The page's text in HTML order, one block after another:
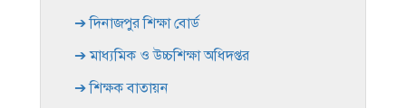
➔ দিনাজপুর শিক্ষা বোর্ড
➔ মাধ্যমিক ও উচ্চশিক্ষা অধিদপ্তর
➔ শিক্ষক বাতায়ন